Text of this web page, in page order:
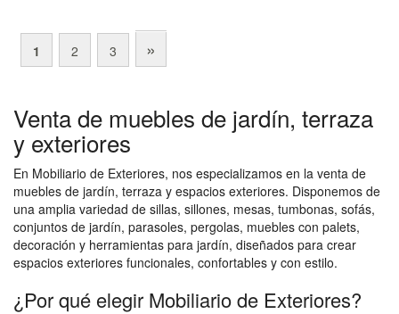
1 2 3 »
Venta de muebles de jardín, terraza
y exteriores
En Mobiliario de Exteriores, nos especializamos en la venta de
muebles de jardín, terraza y espacios exteriores. Disponemos de
una amplia variedad de sillas, sillones, mesas, tumbonas, sofás,
conjuntos de jardín, parasoles, pergolas, muebles con palets,
decoración y herramientas para jardín, diseñados para crear
espacios exteriores funcionales, confortables y con estilo.
¿Por qué elegir Mobiliario de Exteriores?